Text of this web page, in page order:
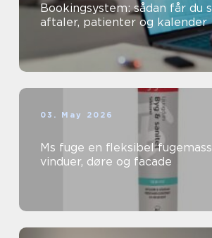
Bookingsystem: sådan får du
aftaler, patienter og kalender
03. May 2026
Ms fuge en fleksibel fugemasse til
vinduer, døre og facade